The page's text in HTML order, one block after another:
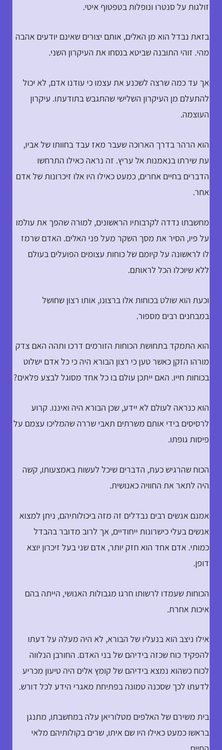
זולגות על סנטרו ונופלות בטפטוף איטי.
בזאת נבדל הוא מן האלים, אותם יצורים שאינם יודעים אהבה
מהי. זוהי התובנה שביטא בנסחו את העיקרון השני.
אך עד כמה שרצה לשכנע את עצמו כי עודנו אדם, לא יכול
להתעלם מן העיקרון השלישי שהתגבש בתודעתו. עיקרון
העוצמה.
הוא הרהר בדרך הארוכה שעבר מאז עבד בחוותו של אביו,
עת שירתו בנאמנות אל עריץ. זה נראה כאילו התרחשו
הדברים בחיים אחרים, כמעט כאילו היו אלו זיכרונות של אדם
אחר.
מחשבתו נדדה לקרבותיו הראשונים, למורה שהפך את עולמו
על פיו, הסיר את מסך השקר מעל פני האלים. האדם שרמז
לו לראשונה על קיומם של כוחות עצומים הפועלים בעולם
ללא שיוכלו הכל לראותם.
וכעת הוא שולט בכוחות אלו ברצונו, אותו רצון שחושל
במבחנים רבים מספור.
הוא התמקד בתחושת הכוחות הזורמים דרכו ותהה האם צדק
מורהו הזקן כאשר טען כי רצון הבורא היה כי כל אדם ישלוט
בכוחות חייו. האם ייתכן עולם בו כל אחד מסוגל לבצע פלאים?
הוא כנראה לעולם לא יידע, שכן הבורא היה ואיננו. קרוע
לרסיסים בידי אותם משרתים תאבי שררה שהמליכו עצמם על
פיסות גופתו.
הכוח שהרגיש כעת, הדברים שיכל לעשות באמצעותו, קשה
היה לתאר את החוויה כאנושית.
אמנם אנשים רבים נבדלים זה מזה ביכולותיהם, ניתן למצוא
אנשים בעלי כישרונות ייחודיים, אך לרוב מדובר בהבדל
כמותי. אדם אחד הוא חזק יותר, אדם שני בעל זיכרון יוצא
דופן.
הכוחות שעמדו לרשותו חרגו מגבולות האנושי, הייתה בהם
איכות אחרת.
אילו ניצב הוא בנעליו של הבורא, לא היה מעלה על דעתו
להפקיד כוח שכזה בידיהם של בני האדם. החורבן הנלווה
לכוח כשהוא נמצא בידיהם של קומץ אלים היה טיעון מכריע
לדעתו לכך שסכנה טמונה בפתיחת מאגרי הידע לכל דורש.
בית משירם של האלפים מטלוריאן עלה במחשבתו, מתנגן
בראשו כמעט כאילו היו שם איתו, שרים בקולותיהם מלאי